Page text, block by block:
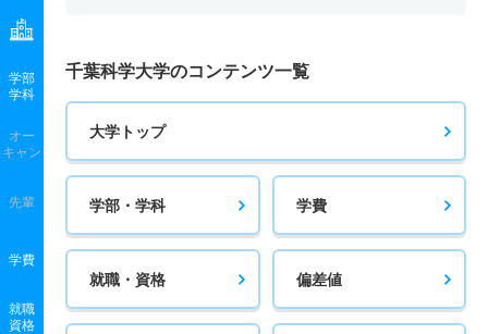
学部
学科
オー
キャン
先輩
学費
就職
資格
千葉科学大学のコンテンツ一覧
大学トップ
学部・学科 学費
就職・資格 偏差値